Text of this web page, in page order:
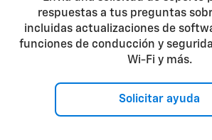
respuestas a tus preguntas
incluidas actualizaciones de
funciones de conducción y
Wi-Fi y más.
Solicitar ayuda